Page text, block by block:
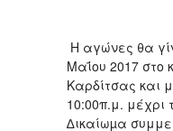
Η αγώνες θα
Μαΐου 2017 στο
Καρδίτσας και
10:00π.μ. μέχρι
∆ικαίωµα